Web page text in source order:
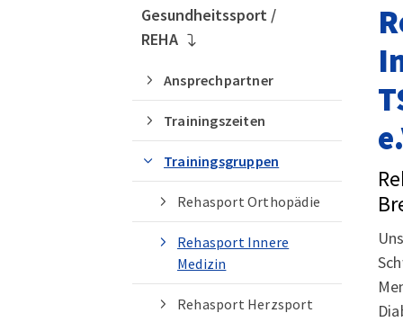
Gesundheitssport /
REHA
Ansprechpartner
Trainingszeiten
Trainingsgruppen
Rehasport Orthopädie
Rehasport Innere
Medizin
Rehasport Herzsport